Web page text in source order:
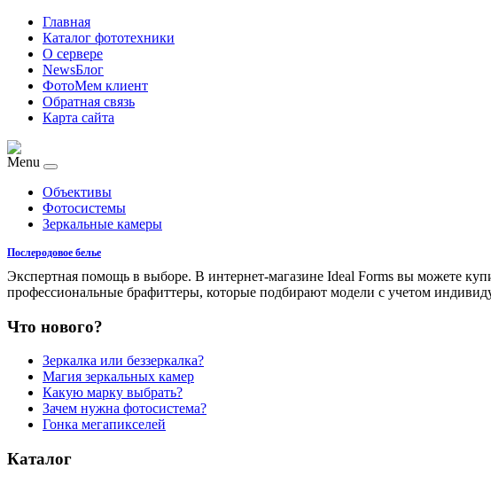
Главная
Каталог фототехники
О сервере
NewsБлог
ФотоМем клиент
Обратная связь
Карта сайта
Menu
Объективы
Фотосистемы
Зеркальные камеры
Послеродовое белье
Экспертная помощь в выборе. В интернет-магазине Ideal Forms вы можете
профессиональные брафиттеры, которые подбирают модели с учетом
Что нового?
Зеркалка или беззеркалка?
Магия зеркальных камер
Какую марку выбрать?
Зачем нужна фотосистема?
Гонка мегапикселей
Каталог